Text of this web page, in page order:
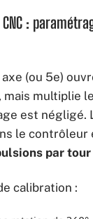
:
axe (ou 5e)
multiplie
est négligé.
le contrôleur
par
calibration :